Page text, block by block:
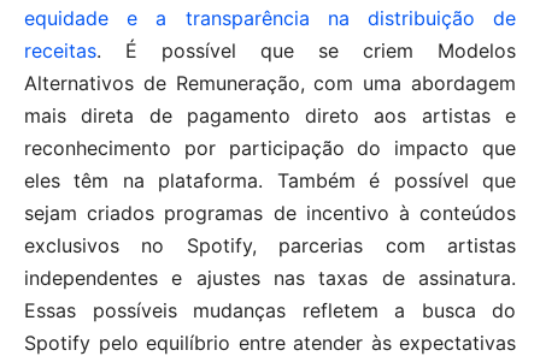
equidade e a transparência na distribuição de
receitas. É possível que se criem Modelos
Alternativos de Remuneração, com uma abordagem
mais direta de pagamento direto aos artistas e
reconhecimento por participação do impacto que
eles têm na plataforma. Também é possível que
sejam criados programas de incentivo à conteúdos
exclusivos no Spotify, parcerias com artistas
independentes e ajustes nas taxas de assinatura.
Essas possíveis mudanças refletem a busca do
Spotify pelo equilíbrio entre atender às expectativas